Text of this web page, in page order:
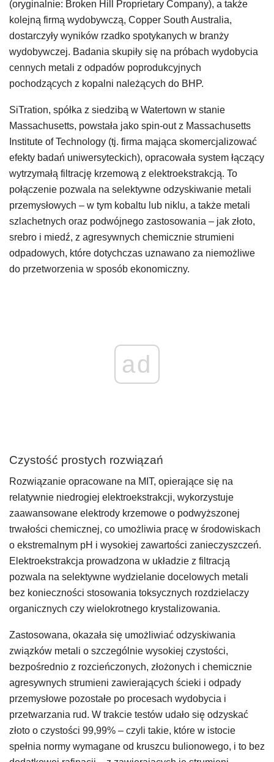
(oryginalnie: Broken Hill Proprietary Company), a także
kolejną firmą wydobywczą, Copper South Australia,
dostarczyły wyników rzadko spotykanych w branży
wydobywczej. Badania skupiły się na próbach wydobycia
cennych metali z odpadów poprodukcyjnych
pochodzących z kopalni należących do BHP.
SiTration, spółka z siedzibą w Watertown w stanie
Massachusetts, powstała jako spin-out z Massachusetts
Institute of Technology (tj. firma mająca skomercjalizować
efekty badań uniwersyteckich), opracowała system łączący
wytrzymałą filtrację krzemową z elektroekstrakcją. To
połączenie pozwala na selektywne odzyskiwanie metali
przemysłowych – w tym kobaltu lub niklu, a także metali
szlachetnych oraz podwójnego zastosowania – jak złoto,
srebro i miedź, z agresywnych chemicznie strumieni
odpadowych, które dotychczas uznawano za niemożliwe
do przetworzenia w sposób ekonomiczny.
ad
Czystość prostych rozwiązań
Rozwiązanie opracowane na MIT, opierające się na
relatywnie niedrogiej elektroekstrakcji, wykorzystuje
zaawansowane elektrody krzemowe o podwyższonej
trwałości chemicznej, co umożliwia pracę w środowiskach
o ekstremalnym pH i wysokiej zawartości zanieczyszczeń.
Elektroekstrakcja prowadzona w układzie z filtracją
pozwala na selektywne wydzielanie docelowych metali
bez konieczności stosowania toksycznych rozdzielaczy
organicznych czy wielokrotnego krystalizowania.
Zastosowana, okazała się umożliwiać odzyskiwania
związków metali o szczególnie wysokiej czystości,
bezpośrednio z rozcieńczonych, złożonych i chemicznie
agresywnych strumieni zawierających ścieki i odpady
przemysłowe pozostałe po procesach wydobycia i
przetwarzania rud. W trakcie testów udało się odzyskać
złoto o czystości 99,99% – czyli takie, które w istocie
spełnia normy wymagane od kruszcu bulionowego, i to bez